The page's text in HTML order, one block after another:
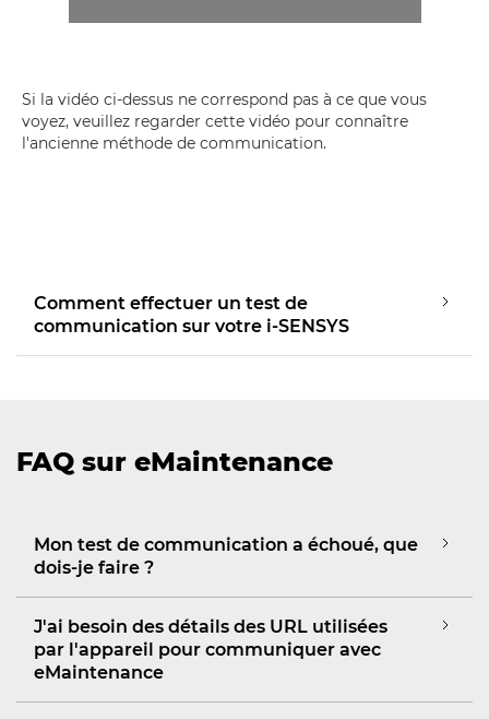
Si la vidéo ci-dessus ne correspond pas à ce que vous
voyez, veuillez regarder cette vidéo pour connaître
l'ancienne méthode de communication.
Comment effectuer un test de
communication sur votre i-SENSYS
FAQ sur eMaintenance
Mon test de communication a échoué, que
dois-je faire ?
J'ai besoin des détails des URL utilisées
par l'appareil pour communiquer avec
eMaintenance